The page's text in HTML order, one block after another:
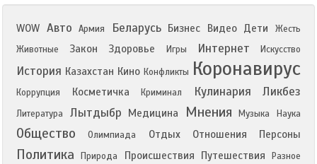
WOW Авто Армия Беларусь Бизнес Видео Дети
Жесть
Животные
Закон Здоровье Игры Интернет Искусство
История Казахстан Кино Конфликты Коронавирус
Коррупция Косметичка Криминал Кулинария Ликбез
Литература Лытдыбр Медицина Мнения Музыка Наука
Общество Олимпиада Отдых Отношения Персоны
Политика Природа Происшествия Путешествия
Разное